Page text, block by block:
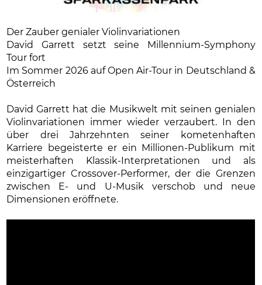
Der Zauber genialer Violinvariationen
David Garrett setzt seine Millennium-Symphony
Tour fort
Im Sommer 2026 auf Open Air-Tour in Deutschland &
Österreich
David Garrett hat die Musikwelt mit seinen genialen
Violinvariationen immer wieder verzaubert. In den
über drei Jahrzehnten seiner kometenhaften
Karriere begeisterte er ein Millionen-Publikum mit
meisterhaften Klassik-Interpretationen und als
einzigartiger Crossover-Performer, der die Grenzen
zwischen E- und U-Musik verschob und neue
Dimensionen eröffnete.